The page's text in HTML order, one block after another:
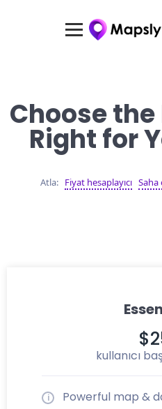
Choose
Right for
Atla: Fiyat hesaplayıcı Saha
kullanıcı
Powerful map &